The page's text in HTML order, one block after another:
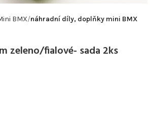
BMX náhradní díly, doplňky mini BMX
zeleno/fialové- sada 2ks